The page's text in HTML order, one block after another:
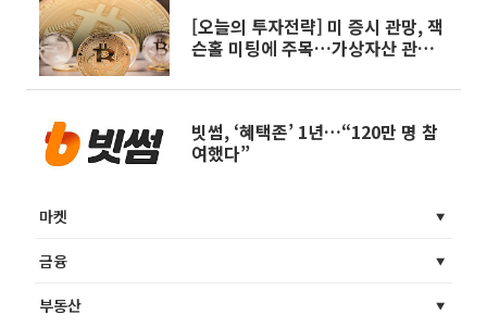
[오늘의 투자전략] 미 증시 관망, 잭
슨홀 미팅에 주목…가상자산 관련주
빗썸, ‘혜택존’ 1년…“120만 명 참
여했다”
마켓
금융
부동산